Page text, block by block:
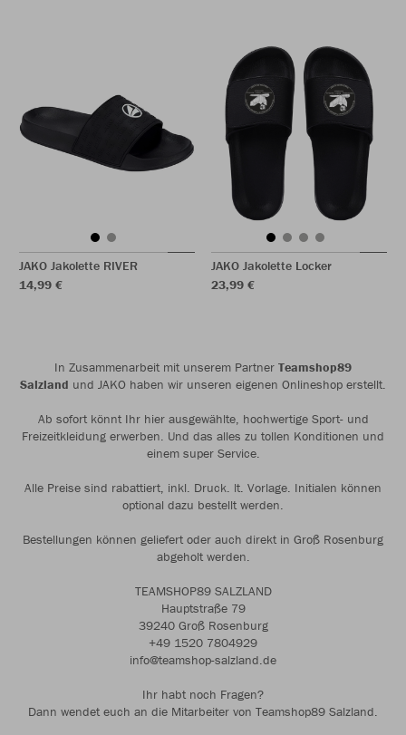
JAKO Jakolette RIVER
14,99 €
JAKO Jakolette Locker
23,99 €
In Zusammenarbeit mit unserem Partner Teamshop89
Salzland und JAKO haben wir unseren eigenen Onlineshop erstellt.
Ab sofort könnt Ihr hier ausgewählte, hochwertige Sport- und
Freizeitkleidung erwerben. Und das alles zu tollen Konditionen und
einem super Service.
Alle Preise sind rabattiert, inkl. Druck. lt. Vorlage. Initialen können
optional dazu bestellt werden.
Bestellungen können geliefert oder auch direkt in Groß Rosenburg
abgeholt werden.
TEAMSHOP89 SALZLAND
Hauptstraße 79
39240 Groß Rosenburg
+49 1520 7804929
info@teamshop-salzland.de
Ihr habt noch Fragen?
Dann wendet euch an die Mitarbeiter von Teamshop89 Salzland.